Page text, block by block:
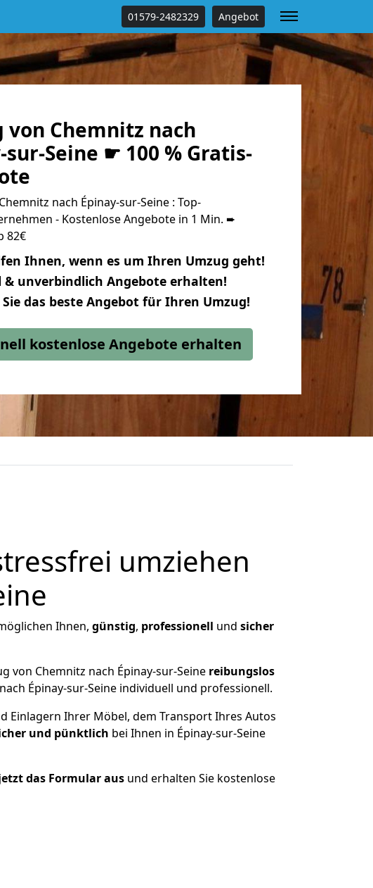
01579-2482329 Angebot
von Chemnitz nach
sur-Seine ☛ 100 % Gratis-
nach Épinay-sur-Seine : Top-
- Kostenlose Angebote in 1 Min. ➨
82€
Ihnen, wenn es um Ihren Umzug geht!
& unverbindlich Angebote erhalten!
Sie das beste Angebot für Ihren Umzug!
kostenlose Angebote erhalten
umziehen
Ihnen, günstig, professionell und sicher
von Chemnitz nach Épinay-sur-Seine reibungslos
Épinay-sur-Seine individuell und professionell.
Einlagern Ihrer Möbel, dem Transport Ihres Autos
und pünktlich bei Ihnen in Épinay-sur-Seine
das Formular aus und erhalten Sie kostenlose